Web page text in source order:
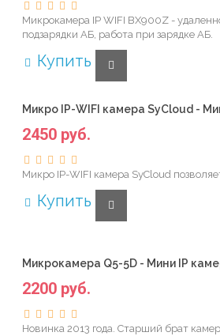
Микрокамера IP WIFI BX900Z -
подзарядки АБ, работа при зарядке АБ.
Купить
Микро IP-WIFI камера SyCloud -
2450 руб.
Микро IP-WIFI камера SyCloud
Купить
Микрокамера Q5-5D - Мини IP
2200 руб.
Новинка 2013 года. Старший брат